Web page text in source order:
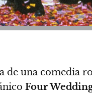
de una comedia
Four